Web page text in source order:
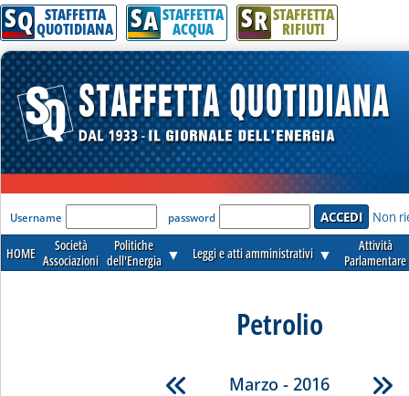
SQ STAFFETTA
QUOTIDIANA SA STAFFETTA
ACQUA SR STAFFETTA
RIFIUTI
'Modulo Login per accedere'
Username password Non
HOME
Società
Associazioni
Politiche
dell'Energia ▼ Leggi e atti amministrativi ▼
Attività
Parlamentare
Petrolio
Marzo - 2016